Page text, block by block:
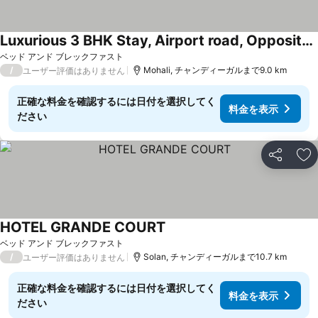
ベッド アンド ブレックファスト
Luxurious 3 BHK Stay, Airport road, Opposite CP67 Mall
料金を表示
/ ユーザー評価はありません Mohali, チャンディーガルまで9.0 km
正確な料金を確認するには日付を選択してく
ださい
料金を表示
シェア お
ベッド アンド ブレックファスト
HOTEL GRANDE COURT
/ ユーザー評価はありません Solan, チャンディーガルまで10.7 km
正確な料金を確認するには日付を選択してく
ださい
料金を表示